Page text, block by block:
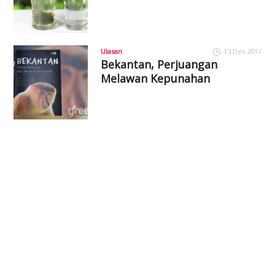
Ulasan 13 Des 2017
Bekantan, Perjuangan
Melawan Kepunahan